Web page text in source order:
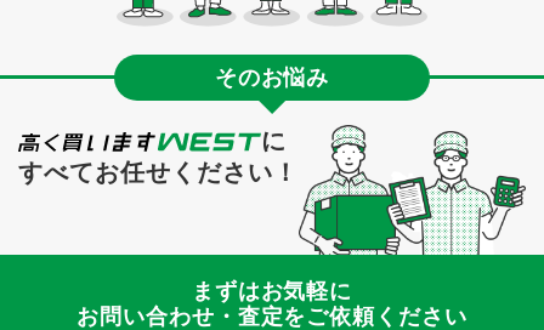
そのお悩み
に
すべてお任せください！
まずはお気軽に
お問い合わせ・査定をご依頼ください